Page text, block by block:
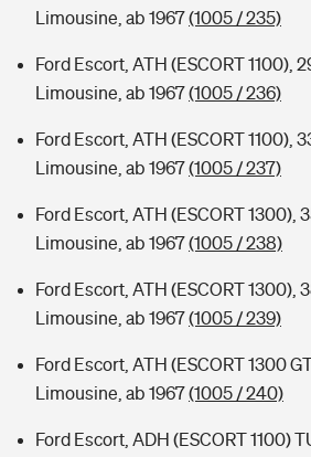
Limousine, ab 1967(1005 / 235)
Ford Escort, ATH (ESCORT 1100),
Limousine, ab 1967(1005 / 236)
Ford Escort, ATH (ESCORT 1100),
Limousine, ab 1967(1005 / 237)
Ford Escort, ATH (ESCORT 1300),
Limousine, ab 1967(1005 / 238)
Ford Escort, ATH (ESCORT 1300),
Limousine, ab 1967(1005 / 239)
Ford Escort, ATH (ESCORT 1300
Limousine, ab 1967(1005 / 240)
Ford Escort, ADH (ESCORT 1100)